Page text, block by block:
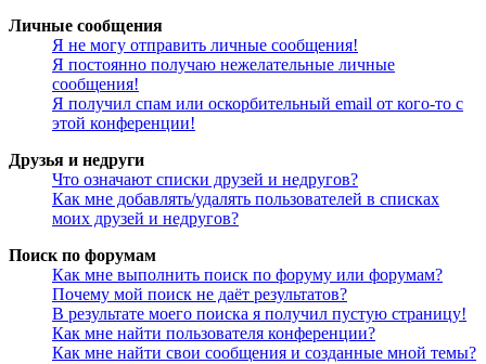
Личные сообщения
Я не могу отправить личные сообщения!
Я постоянно получаю нежелательные личные
сообщения!
Я получил спам или оскорбительный email от кого-то с
этой конференции!
Друзья и недруги
Что означают списки друзей и недругов?
Как мне добавлять/удалять пользователей в списках
моих друзей и недругов?
Поиск по форумам
Как мне выполнить поиск по форуму или форумам?
Почему мой поиск не даёт результатов?
В результате моего поиска я получил пустую страницу!
Как мне найти пользователя конференции?
Как мне найти свои сообщения и созданные мной темы?